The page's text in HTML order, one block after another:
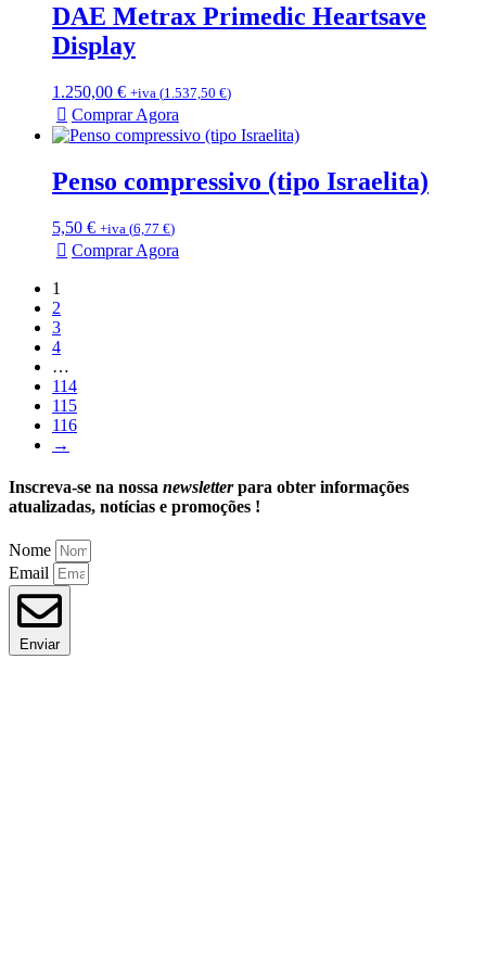
DAE Metrax Primedic Heartsave
Display
1.250,00 € +iva (1.537,50 €)
Comprar Agora
Penso compressivo (tipo Israelita)
5,50 € +iva (6,77 €)
Comprar Agora
1
2
3
4
…
114
115
116
→
Inscreva-se na nossa newsletterpara obter informações
atualizadas, notícias e promoções !
Nome
Email
Enviar